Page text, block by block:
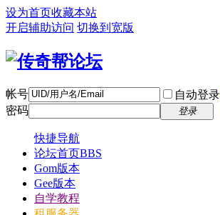
设为首页收藏本站
开启辅助访问 切换到宽版
帐号 自动登录
密码
登录
快捷导航
论坛首页BBS
Gom版本
Gee版本
自学教程